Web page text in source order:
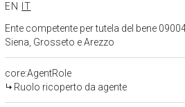
EN
IT
Ente competente per tutela del bene
Siena, Grosseto e Arezzo
core:AgentRole
Ruolo ricoperto da agente